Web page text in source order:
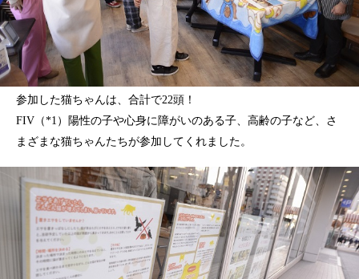
参加した猫ちゃんは、合計で22頭！
FIV（*1）陽性の子や心身に障がいのある子、高齢の子など、さ
まざまな猫ちゃんたちが参加してくれました。